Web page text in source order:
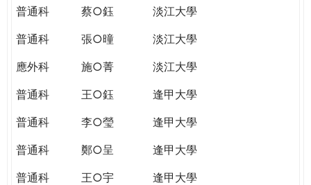
普通科
蔡○鈺
淡江大學
普通科
張○曈
淡江大學
應外科
施○菁
淡江大學
普通科
王○鈺
逢甲大學
普通科
李○瑩
逢甲大學
普通科
鄭○呈
逢甲大學
普通科
王○宇
逢甲大學